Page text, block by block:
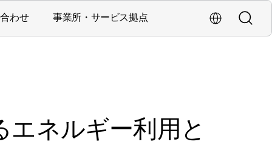
海外拠点・
検索
わせ 事業所・サービス拠点
ネルギー利用と